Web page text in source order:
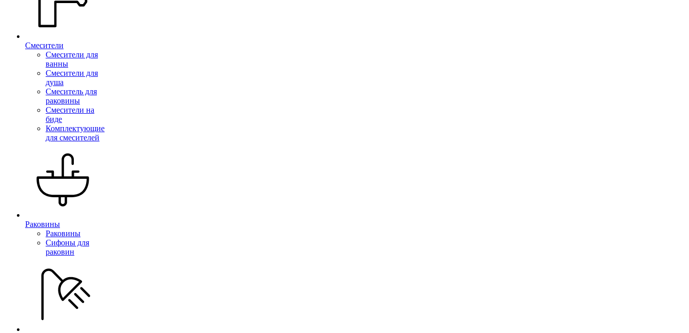
Смесители
Смесители для
ванны
Смесители для
душа
Смеситель для
раковины
Смесители на
биде
Комплектующие
для смесителей
Раковины
Раковины
Сифоны для
раковин